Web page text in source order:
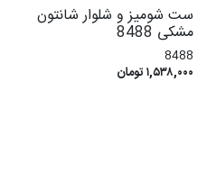
ست شومیز و شلوار شانتون
مشکی 8488
8488
۱,۵۳۸,۰۰۰ تومان